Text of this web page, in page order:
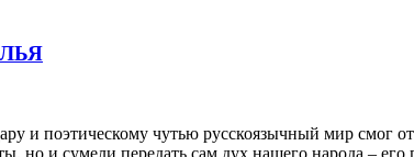
и поэтическому чутью русскоязычный мир смог
но и сумели передать сам дух нашего народа –